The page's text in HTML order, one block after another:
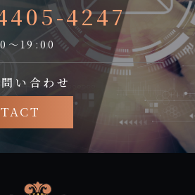
4247
～19:00
い合わせ